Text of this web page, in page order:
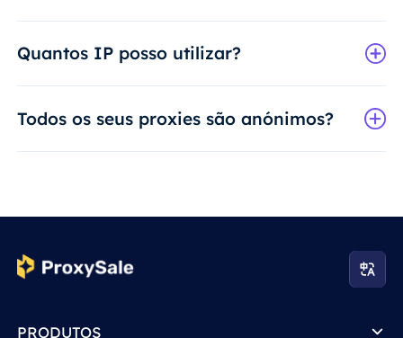
Quantos IP posso utilizar?
Todos os seus proxies são anónimos?
PRODUTOS